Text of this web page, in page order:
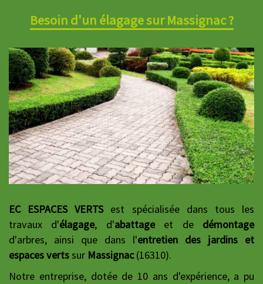
Besoin d'un élagage sur Massignac ?
EC ESPACES VERTSest spécialisée dans tous les
travaux d'élagage, d'abattageet de démontage
d'arbres, ainsi que dans l'entretien des jardins et
espaces vertssur Massignac(16310).
Notre entreprise, dotée de 10 ans d'expérience, a pu